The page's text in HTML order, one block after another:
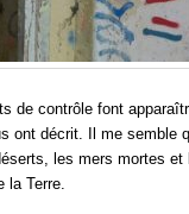
de contrôle font
ont décrit. Il me semble
les mers mortes et
la Terre.